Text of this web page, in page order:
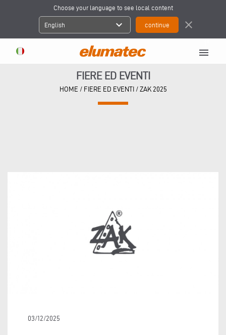
Choose your language to see local content
English expand_more close
menu
FIERE ED EVENTI
HOME / FIERE ED EVENTI / ZAK 2025
03/12/2025